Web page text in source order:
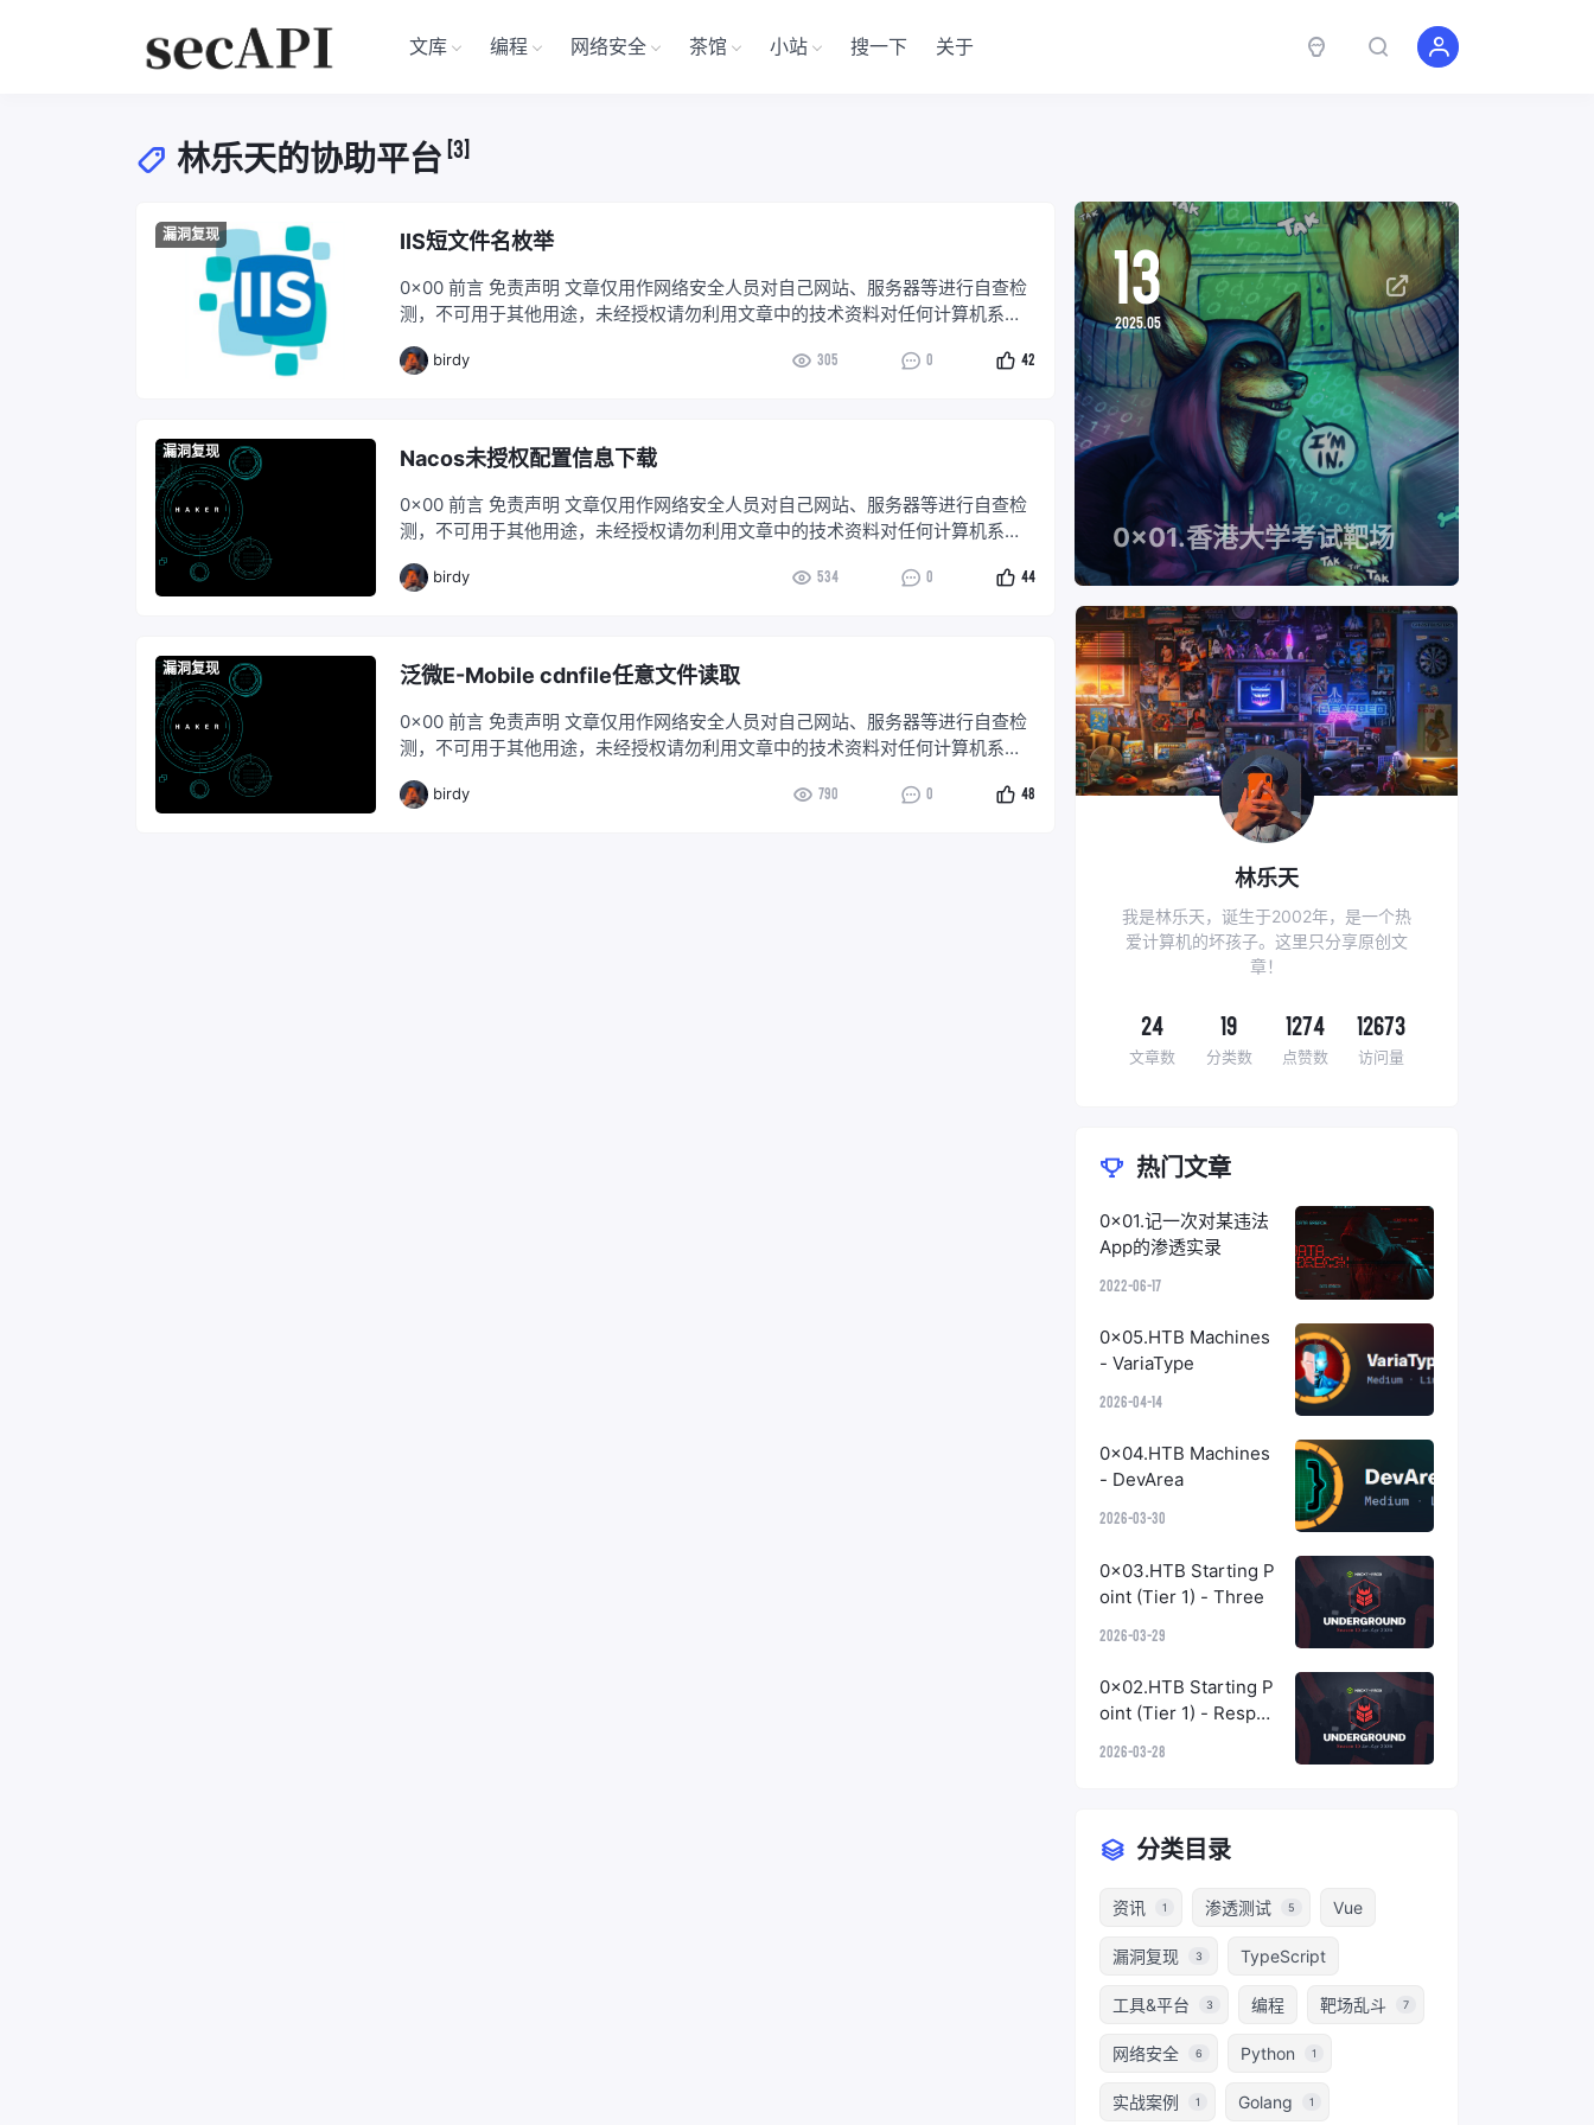
文库 编程 网络安全 茶馆 小站 搜一下 关于
林乐天的协助平台 [3]
漏洞复现 IIS短文件名枚举
0x00 前言 免责声明 文章仅用作网络安全人员对自己网站、服务器等进行自查检
测，不可用于其他用途，未经授权请勿利用文章中的技术资料对任何计算机系统
它用途！ 0x01 产品介绍 iis是Internet Information
birdy 305 0 42
漏洞复现 Nacos未授权配置信息下载
0x00 前言 免责声明 文章仅用作网络安全人员对自己网站、服务器等进行自查检
测，不可用于其他用途，未经授权请勿利用文章中的技术资料对任何计算机系统
它用途！ 0x01 产品介绍 Nacos
birdy 534 0 44
漏洞复现 泛微E-Mobile cdnfile任意文件读取
0x00 前言 免责声明 文章仅用作网络安全人员对自己网站、服务器等进行自查检
测，不可用于其他用途，未经授权请勿利用文章中的技术资料对任何计算机系统
它用途！ 0x01 产品介绍 泛微e-Mobile移动管理平台是一款由泛微软件开
birdy 790 0 48
13
2025.05
0x01.香港大学考试靶场
林乐天
我是林乐天，诞生于2002年，是一个热
爱计算机的坏孩子。这里只分享原创文
章！
24
文章数
19
分类数
1274
点赞数
12673
访问量
热门文章
0x01.记一次对某违法
App的渗透实录
2022-06-17
0x05.HTB Machines
- VariaType
2026-04-14
0x04.HTB Machines
- DevArea
2026-03-30
0x03.HTB Starting P
oint (Tier 1) - Three
2026-03-29
0x02.HTB Starting P
oint (Tier 1) - Respon
2026-03-28
分类目录
资讯 1 渗透测试 5 Vue
漏洞复现 3 TypeScript
工具&平台 3 编程 靶场乱斗 7
网络安全 6 Python 1
实战案例 1 Golang 1